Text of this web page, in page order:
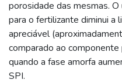
porosidade das mesmas.
para o fertilizante diminui a
apreciável
comparado ao
quando a fase amorfa
SPI.